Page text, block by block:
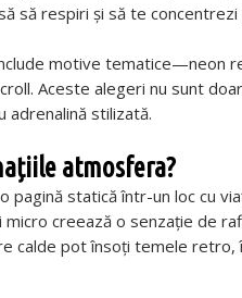
să respiri și să te
motive tematice—neon
Aceste alegeri nu sunt
adrenalină stilizată.
atmosfera?
statică într-un loc cu
micro creează o senzație de
calde pot însoți temele retro,